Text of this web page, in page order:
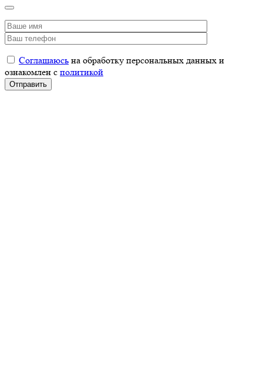
Соглашаюсь на обработку персональных данных и
ознакомлен с политикой